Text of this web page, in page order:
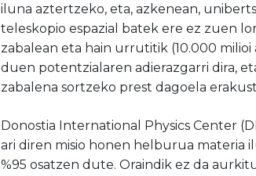
iluna aztertzeko, eta, azkenean,
teleskopio espazial batek ere ez zuen
zabalean eta hain urrutitik (10.000
duen potentzialaren adierazgarri dira,
zabalena sortzeko prest dagoela
Donostia International Physics Center
ari diren misio honen helburua materia
%95 osatzen dute. Oraindik ez da